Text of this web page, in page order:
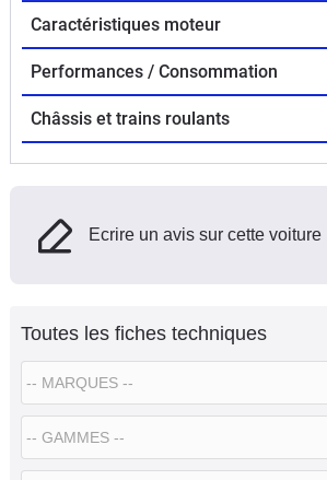
Caractéristiques moteur
Performances / Consommation
Châssis et trains roulants
Ecrire un avis sur cette voiture
Toutes les fiches techniques